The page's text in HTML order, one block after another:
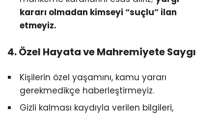
kararı olmadan kimseyi “suçlu” ilan
etmeyiz.
4. Özel Hayata ve Mahremiyete Saygı
Kişilerin özel yaşamını, kamu yararı
gerekmedikçe haberleştirmeyiz.
Gizli kalması kaydıyla verilen bilgileri,